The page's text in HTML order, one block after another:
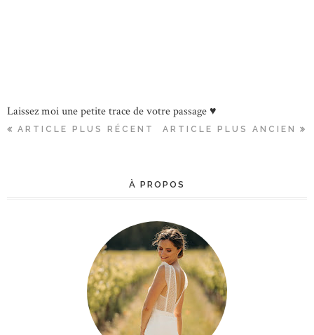
Laissez moi une petite trace de votre passage ♥
ARTICLE PLUS RÉCENT ARTICLE PLUS ANCIEN
À PROPOS